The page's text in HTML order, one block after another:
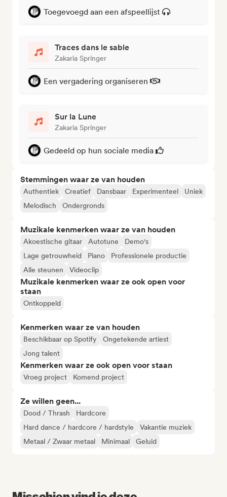
Toegevoegd aan een afspeellijst
Traces dans le sable
Zakaria Springer
Een vergadering organiseren
Sur la Lune
Zakaria Springer
Gedeeld op hun sociale media
Stemmingen waar ze van houden
Authentiek Creatief Dansbaar Experimenteel
Uniek
Melodisch
Ondergronds
Muzikale kenmerken waar ze van houden
Akoestische gitaar Autotune
Demo's
Lage getrouwheid
Piano
Professionele productie
Alle steunen
Videoclip
Muzikale kenmerken waar ze ook open voor
staan
Ontkoppeld
Kenmerken waar ze van houden
Beschikbaar op Spotify
Ongetekende artiest
Jong talent
Kenmerken waar ze ook open voor staan
Vroeg project Komend project
Ze willen geen...
Dood / Thrash
Hardcore
Hard dance / hardcore / hardstyle
Vakantie muziek
Metaal / Zwaar metaal
Minimaal Geluid